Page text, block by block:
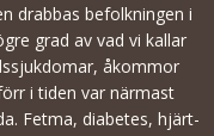
drabbas befolkningen i
grad av vad vi kallar
åkommor
i tiden var närmast
Fetma, diabetes, hjärt-